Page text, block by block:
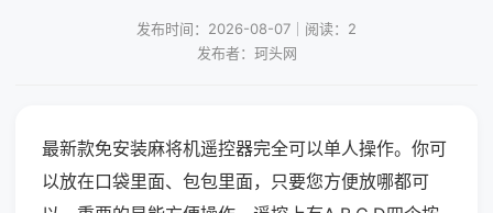
发布时间：2026-08-07｜阅读：2
发布者：珂头网
最新款免安装麻将机遥控器完全可以单人操作。你可
以放在口袋里面、包包里面，只要您方便放哪都可